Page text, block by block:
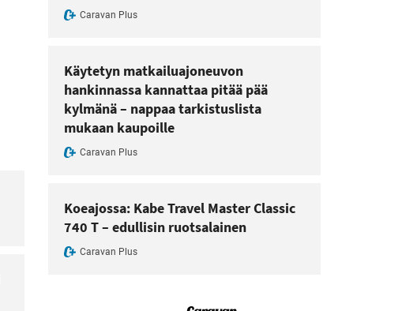
Caravan Plus
Käytetyn matkailuajoneuvon
hankinnassa kannattaa pitää pää
kylmänä – nappaa tarkistuslista
mukaan kaupoille
Caravan Plus
Koeajossa: Kabe Travel Master Classic
740 T – edullisin ruotsalainen
Caravan Plus